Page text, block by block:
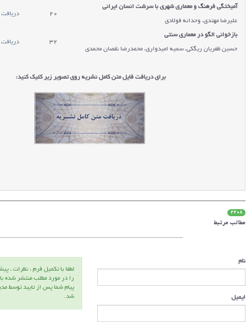
آمیختگی فرهنگ و معماری شهری با سرشت انسان ایرانی
20
دریافت
علیرضا مهتدی، وحدانه فولادی
بازخوانی الگو در معماری سنتی
32
دریافت
حسین ظفریان ریگکی، سمیه امیدواری، محمدرضا نقصان محمدی
برای دریافت فایل متن کامل نشریه روی تصویر زیر کلیک کنید:
2208
مطالب مرتبط
لطفا با تكميل فرم ، نظرات ،
را در مورد مطلب منتشر شده
پيام شما پس از تاييد توسط
شد.
نام
ایمیل